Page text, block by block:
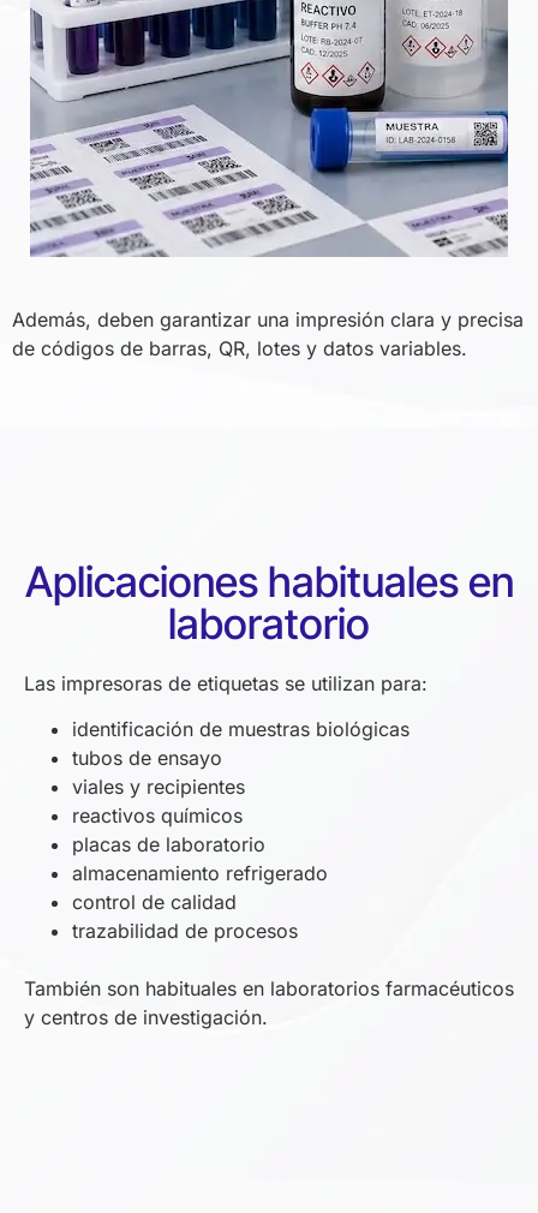
Además, deben garantizar una impresión clara y precisa
de códigos de barras, QR, lotes y datos variables.
Aplicaciones habituales en
laboratorio
Las impresoras de etiquetas se utilizan para:
identificación de muestras biológicas
tubos de ensayo
viales y recipientes
reactivos químicos
placas de laboratorio
almacenamiento refrigerado
control de calidad
trazabilidad de procesos
También son habituales en laboratorios farmacéuticos
y centros de investigación.